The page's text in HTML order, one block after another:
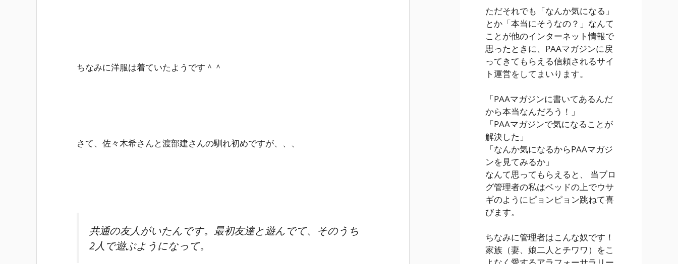
ちなみに洋服は着ていたようです＾＾
さて、佐々木希さんと渡部建さんの馴れ初めですが、、、
共通の友人がいたんです。最初友達と遊んでて、そのうち
2人で遊ぶようになって。
ただそれでも「なんか気になる」
とか「本当にそうなの？」なんて
ことが他のインターネット情報で
思ったときに、PAAマガジンに戻
ってきてもらえる信頼されるサイ
ト運営をしてまいります。
「PAAマガジンに書いてあるんだ
から本当なんだろう！」
「PAAマガジンで気になることが
解決した」
「なんか気になるからPAAマガジ
ンを見てみるか」
なんて思ってもらえると、 当ブロ
グ管理者の私はベッドの上でウサ
ギのようにピョンピョン跳ねて喜
びます。
ちなみに管理者はこんな奴です！
家族（妻、娘二人とチワワ）をこ